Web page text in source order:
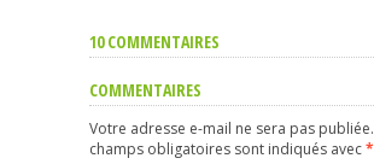
10 COMMENTAIRES
COMMENTAIRES
Votre adresse e-mail ne sera pas publiée.
champs obligatoires sont indiqués avec*